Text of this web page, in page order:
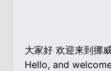
大家好 欢迎来到挪
Hello, and